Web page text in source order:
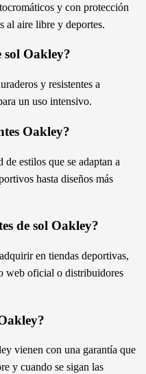
y con protección
al aire libre y deportes.
sol Oakley?
y resistentes a
un uso intensivo.
Oakley?
estilos que se adaptan a
hasta diseños más
de sol Oakley?
en tiendas deportivas,
web oficial o distribuidores
vienen con una garantía que
y cuando se sigan las